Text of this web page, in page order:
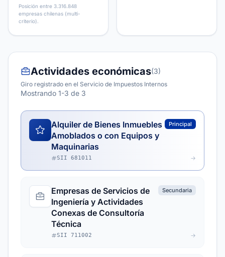
Posición entre 3.316.848
empresas chilenas (multi-
criterio).
Actividades económicas(3)
Giro registrado en el Servicio de Impuestos Internos
Mostrando 1-3 de 3
Alquiler de Bienes Inmuebles
Amoblados o con Equipos y
Maquinarias
Principal
SII 681011
Empresas de Servicios de
Ingeniería y Actividades
Conexas de Consultoría
Técnica
Secundaria
SII 711002